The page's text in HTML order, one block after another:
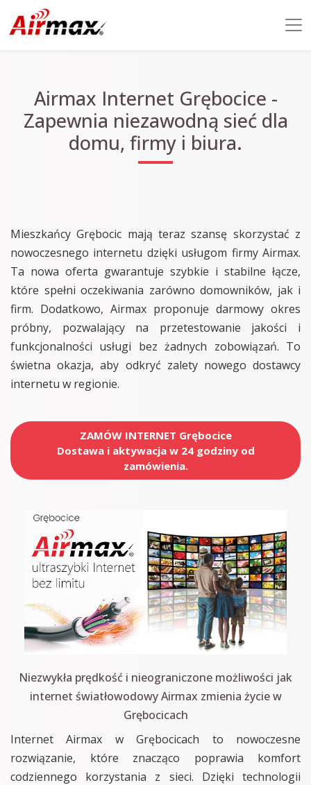
Airmax Internet Grębocice -
Zapewnia niezawodną sieć dla
domu, firmy i biura.
Mieszkańcy Grębocic mają teraz szansę skorzystać z
nowoczesnego internetu dzięki usługom firmy Airmax.
Ta nowa oferta gwarantuje szybkie i stabilne łącze,
które spełni oczekiwania zarówno domowników, jak i
firm. Dodatkowo, Airmax proponuje darmowy okres
próbny, pozwalający na przetestowanie jakości i
funkcjonalności usługi bez żadnych zobowiązań. To
świetna okazja, aby odkryć zalety nowego dostawcy
internetu w regionie.
ZAMÓW INTERNET Grębocice
Dostawa i aktywacja w 24 godziny od
zamówienia.
Niezwykła prędkość i nieograniczone możliwości jak
internet światłowodowy Airmax zmienia życie w
Grębocicach
Internet Airmax w Grębocicach to nowoczesne
rozwiązanie, które znacząco poprawia komfort
codziennego korzystania z sieci. Dzięki technologii